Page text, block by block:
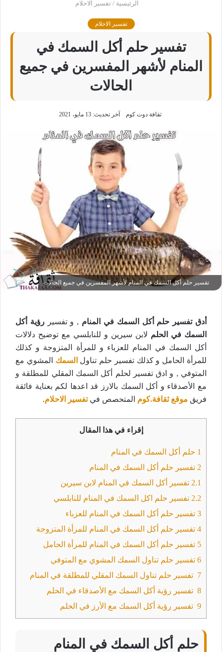
الرئيسية / تفسير الاحلام
تفسير الاحلام
تفسير حلم أكل السمك في
المنام لأشهر المفسرين في جميع
الحالات
ثقافة دوت كوم آخر تحديث: 13 مايو، 2021
تفسير حلم أكل السمك في المنام لأشهر المفسرين في جميع الحالات
أدق تفسير حلم أكل السمك في المنام , و تفسيررؤية أكل
السمك في الحلم لابن سيرين و للنابلسي مع توضيح دلالات
أكل السمك في المنام للعزباء و للمرأة المتزوجة و كذلك
للمرأة الحامل و كذلك تفسير حلم تناول السمك
المشوي مع
المتوفي , و ادق تفسير لحلم أكل السمك المقلي للمطلقة و
مع الأصدقاء و أكل السمك بالارز قد اعدها لكم بعناية فائقة
فريق موقع ثقافة.كوم المتحصص فيتفسير الاحلام.
إقراء في هذا المقال
1 حلم أكل السمك في المنام
2 تفسير حلم أكل السمك في المنام
2.1 تفسير أكل السمك في المنام لابن سيرين
2.2 تفسير حلم اكل السمك في المنام للنابلسي
3 تفسير حلم أكل السمك في المنام للعزباء
4 تفسير حلم أكل السمك في المنام للمرأة المتزوجة
5 تفسير حلم أكل السمك في المنام للمرأة الحامل
6 تفسير حلم تناول السمك المشوي مع المتوفي
7 تفسير حلم تناول السمك المقلي للمطلقة في المنام
8 تفسير رؤية أكل السمك مع الأصدقاء في الحلم
9 تفسير رؤية أكل السمك مع الأرز في الحلم
حلم أكل السمك في المنام